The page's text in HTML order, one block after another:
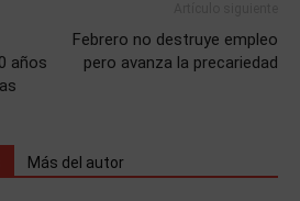
años
Febrero no destruye empleo
pero avanza la precariedad
Más del autor